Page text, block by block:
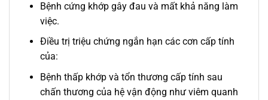
Bệnh cứng khớp gây đau và mất khả năng làm
việc.
Điều trị triệu chứng ngắn hạn các cơn cấp tính
của:
Bệnh thấp khớp và tổn thương cấp tính sau
chấn thương của hệ vận động như viêm quanh